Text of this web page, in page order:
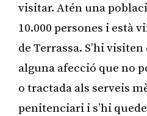
visitar. Atén una
10.000 persones i està
de Terrassa. S’hi
alguna afecció que no
o tractada als serveis
penitenciari i s’hi